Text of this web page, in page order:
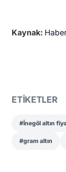
Kaynak:
ETİKETLER
#İnegöl altın
#gram altın